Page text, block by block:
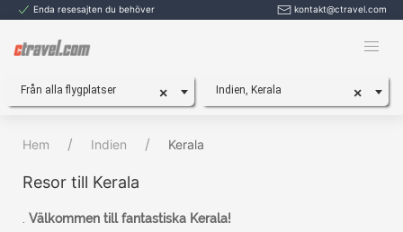
Enda resesajten du behöver kontakt@ctravel.com
×
Från alla flygplatser ×
Indien, Kerala
Hem Indien Kerala
Resor till Kerala
. Välkommen till fantastiska Kerala!